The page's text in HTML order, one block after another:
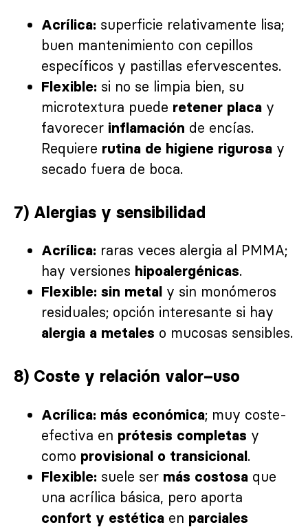
Acrílica: superficie relativamente lisa;
buen mantenimiento con cepillos
específicos y pastillas efervescentes.
Flexible: si no se limpia bien, su
microtextura puede retener placa y
favorecer inflamación de encías.
Requiere rutina de higiene rigurosa y
secado fuera de boca.
7) Alergias y sensibilidad
Acrílica: raras veces alergia al PMMA;
hay versiones hipoalergénicas.
Flexible: sin metal y sin monómeros
residuales; opción interesante si hay
alergia a metales o mucosas sensibles.
8) Coste y relación valor–uso
Acrílica: más económica; muy coste-
efectiva en prótesis completas y
como provisional o transicional.
Flexible: suele ser más costosa que
una acrílica básica, pero aporta
confort y estética en parciales